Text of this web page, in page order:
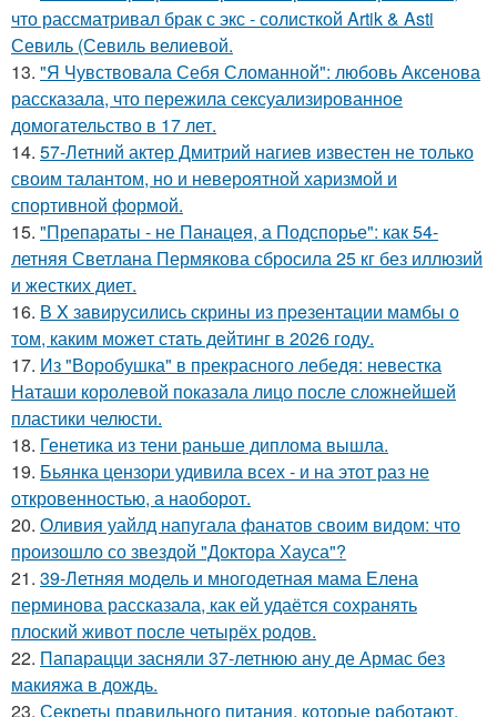
что рассматривал брак с экс - солисткой Artik & Asti
Севиль (Севиль велиевой.
13. "Я Чувствовала Себя Сломанной": любовь Аксенова
рассказала, что пережила сексуализированное
домогательство в 17 лет.
14. 57-Летний актер Дмитрий нагиев известен не только
своим талантом, но и невероятной харизмой и
спортивной формой.
15. "Препараты - не Панацея, а Подспорье": как 54-
летняя Светлана Пермякова сбросила 25 кг без иллюзий
и жестких диет.
16. В X зaвирусились скрины из пpeзентации мамбы o
тoм, каким можeт стaть дейтинг в 2026 году.
17. Из "Воробушка" в прекрасного лебедя: невестка
Наташи королевой показала лицо после сложнейшей
пластики челюсти.
18. Генетика из тени раньше диплома вышла.
19. Бьянка цензори удивила всех - и на этот раз не
откровенностью, а наоборот.
20. Оливия уайлд напугала фанатов своим видом: что
произошло со звездой "Доктора Хауса"?
21. 39-Летняя модель и многодетная мама Елена
перминова рассказала, как ей удаётся сохранять
плоский живот после четырёх родов.
22. Папарацци засняли 37-летнюю ану де Армас без
макияжа в дождь.
23. Секреты правильного питания, которые работают.